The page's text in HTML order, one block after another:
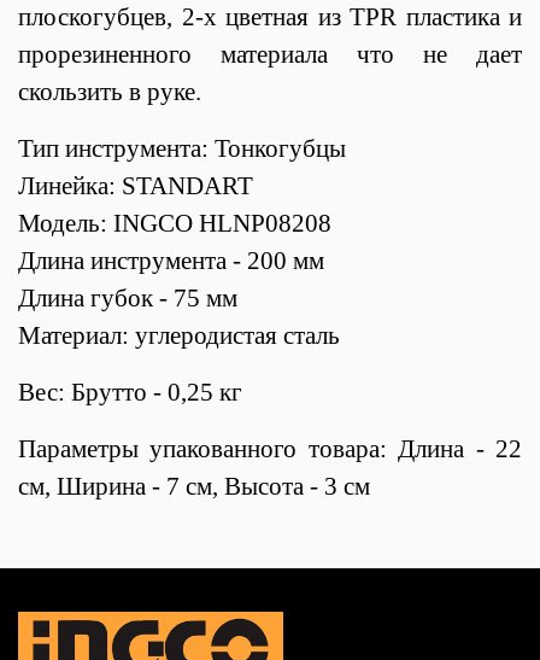
плоскогубцев, 2-х цветная из TPR пластика и
прорезиненного материала что не дает
скользить в руке.
Тип инструмента: Тонкогубцы
Линейка: STANDART
Модель: INGCO HLNP08208
Длина инструмента - 200 мм
Длина губок - 75 мм
Материал: углеродистая сталь
Вес: Брутто - 0,25 кг
Параметры упакованного товара: Длина - 22
см, Ширина - 7 см, Высота - 3 см